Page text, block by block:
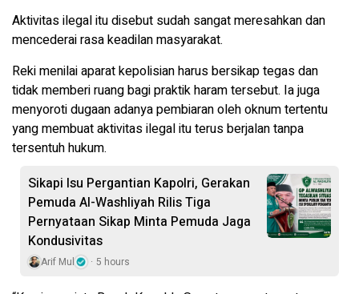
Aktivitas ilegal itu disebut sudah sangat meresahkan dan
mencederai rasa keadilan masyarakat.
Reki menilai aparat kepolisian harus bersikap tegas dan
tidak memberi ruang bagi praktik haram tersebut. Ia juga
menyoroti dugaan adanya pembiaran oleh oknum tertentu
yang membuat aktivitas ilegal itu terus berjalan tanpa
tersentuh hukum.
Sikapi Isu Pergantian Kapolri, Gerakan
Pemuda Al-Washliyah Rilis Tiga
Pernyataan Sikap Minta Pemuda Jaga
Kondusivitas
Arif Mul 5 hours